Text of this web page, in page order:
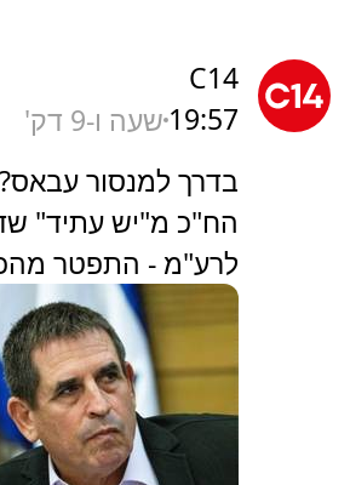
C14
19:57 שעה ו-9 דק'
בדרך למנסור עבאס?
הח"כ מ"יש עתיד"
לרע"מ - התפטר